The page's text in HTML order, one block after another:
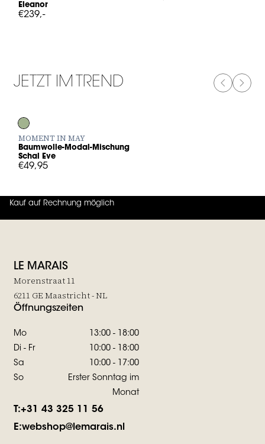
Eleanor
€239,-
JETZT IM TREND
in to add Baumwolle-Modal-Mischung Schal Eve to your
MOMENT IN MAY
Baumwolle-Modal-Mischung
Schal Eve
€49,95
Kauf auf Rechnung möglich
4.7 von 5 (130 Bewertungen
LE MARAIS
Morenstraat 11
6211 GE Maastricht - NL
Öffnungszeiten
Mo
13:00 - 18:00
Di - Fr
10:00 - 18:00
Sa
10:00 - 17:00
So
Erster Sonntag im
Monat
T:+31 43 325 11 56
E:webshop@lemarais.nl